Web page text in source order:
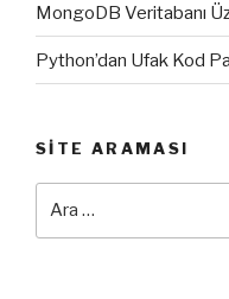
MongoDB Veritabanı
Python’dan Ufak Kod
SITE ARAMASI